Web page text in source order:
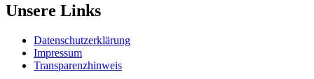
Unsere Links
Datenschutzerklärung
Impressum
Transparenzhinweis